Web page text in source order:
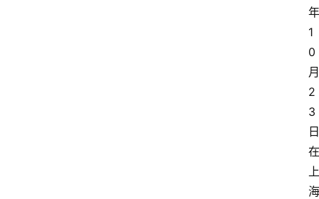
年
1
0
月
2
3
日
在
上
海